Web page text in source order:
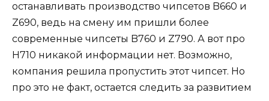
останавливать производство чипсетов B660 и
Z690, ведь на смену им пришли более
современные чипсеты B760 и Z790. А вот про
H710 никакой информации нет. Возможно,
компания решила пропустить этот чипсет. Но
про это не факт, остается следить за развитием